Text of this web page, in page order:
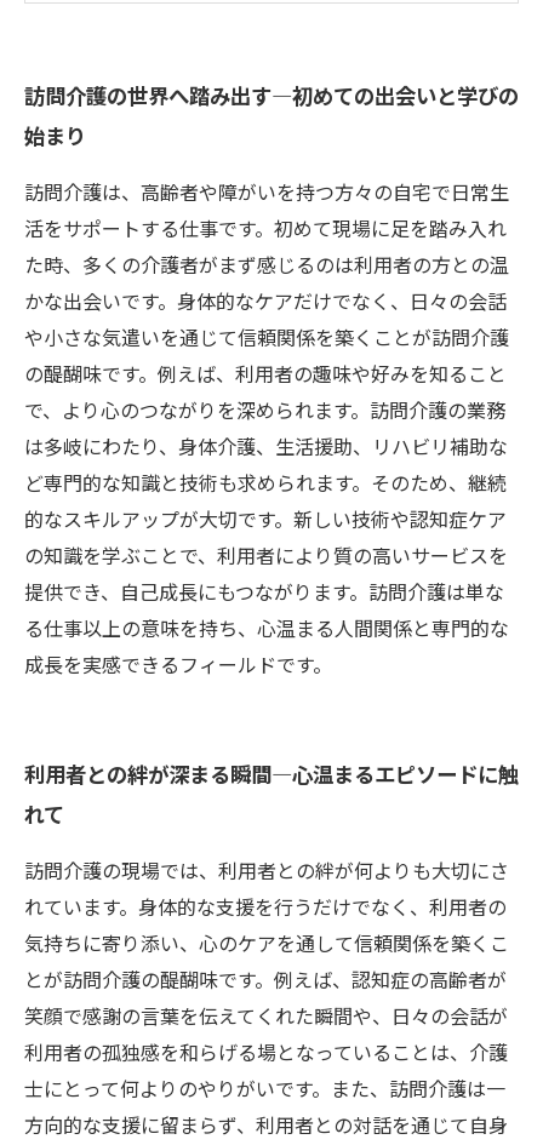
性の融合
訪問介護で見つける未来―温かな仕事と共に歩
むこれから
訪問介護業界の最新トレンドと求められるスキ
ル
訪問介護で輝くキャリア―心と技術を磨く毎日
訪問介護の世界へ踏み出す―初めての出会いと学びの
始まり
訪問介護は、高齢者や障がいを持つ方々の自宅で日常生
活をサポートする仕事です。初めて現場に足を踏み入れ
た時、多くの介護者がまず感じるのは利用者の方との温
かな出会いです。身体的なケアだけでなく、日々の会話
や小さな気遣いを通じて信頼関係を築くことが訪問介護
の醍醐味です。例えば、利用者の趣味や好みを知ること
で、より心のつながりを深められます。訪問介護の業務
は多岐にわたり、身体介護、生活援助、リハビリ補助な
ど専門的な知識と技術も求められます。そのため、継続
的なスキルアップが大切です。新しい技術や認知症ケア
の知識を学ぶことで、利用者により質の高いサービスを
提供でき、自己成長にもつながります。訪問介護は単な
る仕事以上の意味を持ち、心温まる人間関係と専門的な
成長を実感できるフィールドです。
利用者との絆が深まる瞬間―心温まるエピソードに触
れて
訪問介護の現場では、利用者との絆が何よりも大切にさ
れています。身体的な支援を行うだけでなく、利用者の
気持ちに寄り添い、心のケアを通して信頼関係を築くこ
とが訪問介護の醍醐味です。例えば、認知症の高齢者が
笑顔で感謝の言葉を伝えてくれた瞬間や、日々の会話が
利用者の孤独感を和らげる場となっていることは、介護
士にとって何よりのやりがいです。また、訪問介護は一
方向的な支援に留まらず、利用者との対話を通じて自身